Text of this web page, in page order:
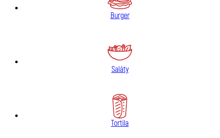
Burger
Saláty
Tortila